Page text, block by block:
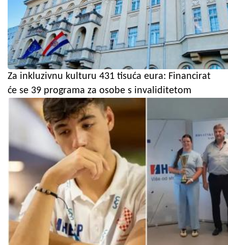
Za inkluzivnu kulturu 431 tisuća eura: Financirat
će se 39 programa za osobe s invaliditetom